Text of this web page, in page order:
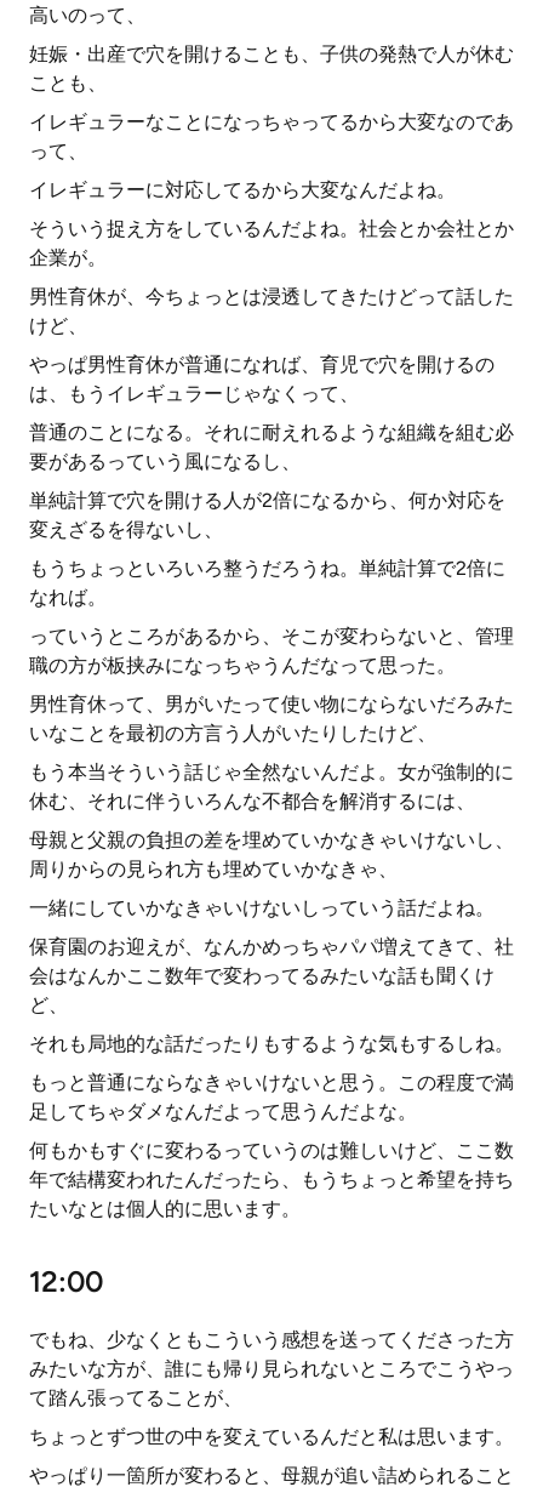
高いのって、
妊娠・出産で穴を開けることも、子供の発熱で人が休む
ことも、
イレギュラーなことになっちゃってるから大変なのであ
って、
イレギュラーに対応してるから大変なんだよね。
そういう捉え方をしているんだよね。社会とか会社とか
企業が。
男性育休が、今ちょっとは浸透してきたけどって話した
けど、
やっぱ男性育休が普通になれば、育児で穴を開けるの
は、もうイレギュラーじゃなくって、
普通のことになる。それに耐えれるような組織を組む必
要があるっていう風になるし、
単純計算で穴を開ける人が2倍になるから、何か対応を
変えざるを得ないし、
もうちょっといろいろ整うだろうね。単純計算で2倍に
なれば。
っていうところがあるから、そこが変わらないと、管理
職の方が板挟みになっちゃうんだなって思った。
男性育休って、男がいたって使い物にならないだろみた
いなことを最初の方言う人がいたりしたけど、
もう本当そういう話じゃ全然ないんだよ。女が強制的に
休む、それに伴ういろんな不都合を解消するには、
母親と父親の負担の差を埋めていかなきゃいけないし、
周りからの見られ方も埋めていかなきゃ、
一緒にしていかなきゃいけないしっていう話だよね。
保育園のお迎えが、なんかめっちゃパパ増えてきて、社
会はなんかここ数年で変わってるみたいな話も聞くけ
ど、
それも局地的な話だったりもするような気もするしね。
もっと普通にならなきゃいけないと思う。この程度で満
足してちゃダメなんだよって思うんだよな。
何もかもすぐに変わるっていうのは難しいけど、ここ数
年で結構変われたんだったら、もうちょっと希望を持ち
たいなとは個人的に思います。
12:00
でもね、少なくともこういう感想を送ってくださった方
みたいな方が、誰にも帰り見られないところでこうやっ
て踏ん張ってることが、
ちょっとずつ世の中を変えているんだと私は思います。
やっぱり一箇所が変わると、母親が追い詰められること